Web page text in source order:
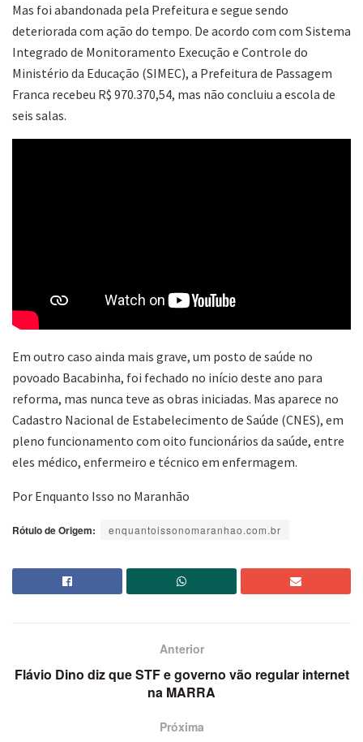
Mas foi abandonada pela Prefeitura e segue sendo
deteriorada com ação do tempo. De acordo com com Sistema
Integrado de Monitoramento Execução e Controle do
Ministério da Educação (SIMEC), a Prefeitura de Passagem
Franca recebeu R$ 970.370,54, mas não concluiu a escola de
seis salas.
Em outro caso ainda mais grave, um posto de saúde no
povoado Bacabinha, foi fechado no início deste ano para
reforma, mas nunca teve as obras iniciadas. Mas aparece no
Cadastro Nacional de Estabelecimento de Saúde (CNES), em
pleno funcionamento com oito funcionários da saúde, entre
eles médico, enfermeiro e técnico em enfermagem.
Por Enquanto Isso no Maranhão
Rótulo de Origem: enquantoissonomaranhao.com.br
Anterior
Flávio Dino diz que STF e governo vão regular internet
na MARRA
Próxima